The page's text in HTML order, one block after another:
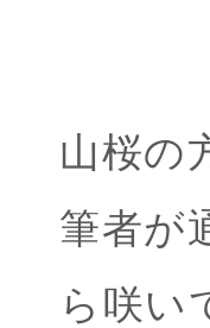
山桜の
筆者が
ら咲い